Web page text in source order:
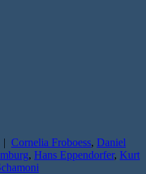
| Cornelia Froboess, Daniel
, Hans Eppendorfer, Kurt